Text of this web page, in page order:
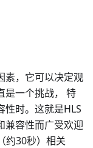
素，它可以决定观
是一个挑战， 特
性时。这就是HLS
兼容性而广受欢迎
约30秒）相关